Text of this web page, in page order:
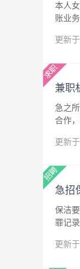
本人
账业
更新
兼职
急之
合作
更新
急招
保洁
罪记
更新